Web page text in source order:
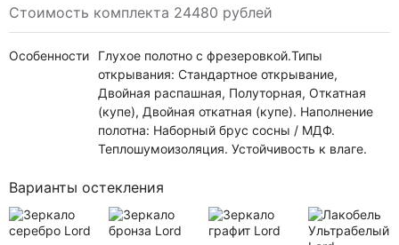
Стоимость комплекта 24480 рублей
Особенности
Глухое полотно с фрезеровкой.Типы
открывания: Стандартное открывание,
Двойная распашная, Полуторная, Откатная
(купе), Двойная откатная (купе). Наполнение
полотна: Наборный брус сосны / МДФ.
Теплошумоизоляция. Устойчивость к влаге.
Варианты остекления